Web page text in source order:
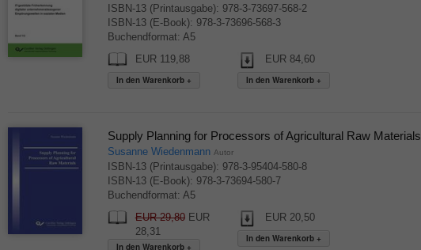
ISBN-13 (Printausgabe): 978-3-73697-568-2
ISBN-13 (E-Book): 978-3-73696-568-3
Buchendformat: A5
EUR 119,88
EUR 84,60
Supply Planning for Processors of Agricultural Raw Materials
Susanne Wiedenmann Autor
ISBN-13 (Printausgabe): 978-3-95404-580-8
ISBN-13 (E-Book): 978-3-73694-580-7
Buchendformat: A5
EUR 29,80EUR
28,31
EUR 20,50